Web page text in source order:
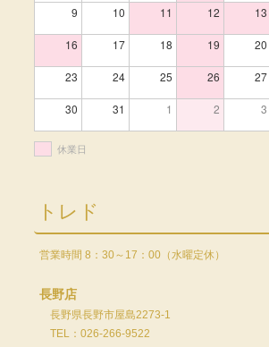
9 10 11 12 13
16 17 18 19 20
23 24 25 26 27
30 31 1 2 3
休業日
トレド
営業時間 8：30～17：00（水曜定休）
長野店
長野県長野市屋島2273-1
TEL：026-266-9522